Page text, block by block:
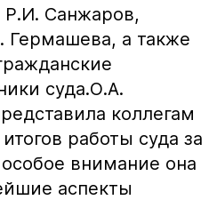
Санжаров,
Гермашева, а также
суда.О.А.
коллегам
работы суда за
внимание она
аспекты